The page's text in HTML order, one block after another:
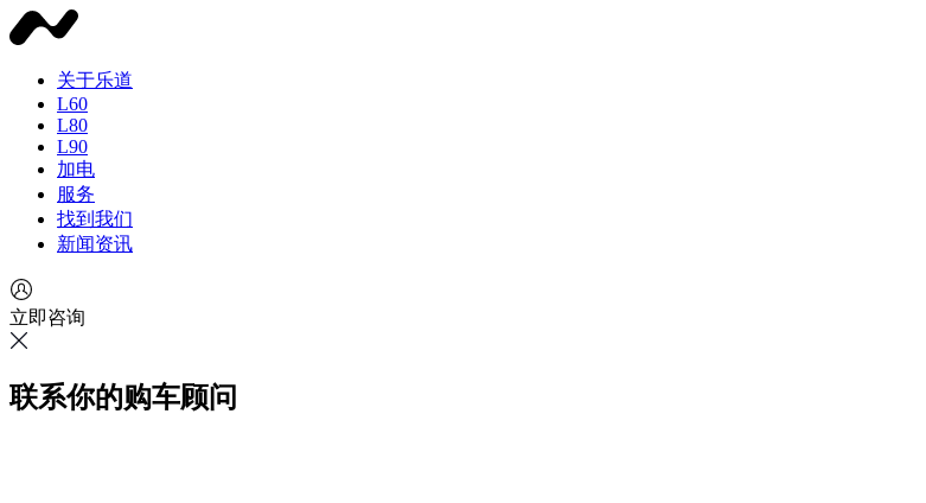
关于乐道
L60
L80
L90
加电
服务
找到我们
新闻资讯
立即咨询
联系你的购车顾问